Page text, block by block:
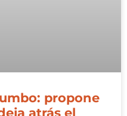
propone
atrás el